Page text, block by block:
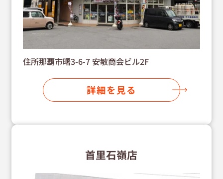
住所那覇市曙3-6-7 安敏商会ビル2F
詳細を見る
首里石嶺店